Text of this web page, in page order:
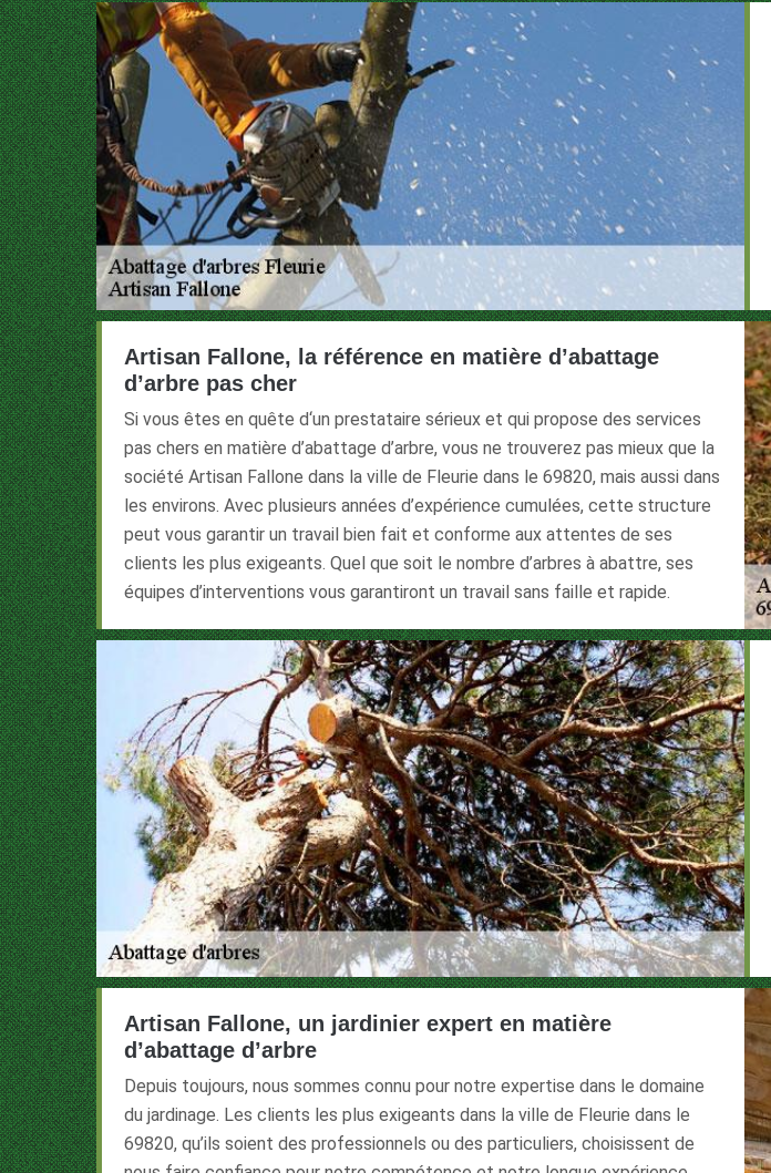
Artisan Fallone, la référence en matière d’abattage
d’arbre pas cher
Si vous êtes en quête d‘un prestataire sérieux et qui propose des services
pas chers en matière d’abattage d’arbre, vous ne trouverez pas mieux que la
société Artisan Fallone dans la ville de Fleurie dans le 69820, mais aussi dans
les environs. Avec plusieurs années d’expérience cumulées, cette structure
peut vous garantir un travail bien fait et conforme aux attentes de ses
clients les plus exigeants. Quel que soit le nombre d’arbres à abattre, ses
équipes d’interventions vous garantiront un travail sans faille et rapide.
Artisan Fallone, un jardinier expert en matière
d’abattage d’arbre
Depuis toujours, nous sommes connu pour notre expertise dans le domaine
du jardinage. Les clients les plus exigeants dans la ville de Fleurie dans le
69820, qu’ils soient des professionnels ou des particuliers, choisissent de